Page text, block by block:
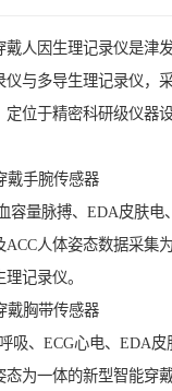
戴人因生理记录仪是津
仪与多导生理记录仪，
位于精密科研级仪器设
戴手腕传感器
容量脉搏、EDA皮肤电
ACC人体姿态数据采集
记录仪。
戴胸带传感器
吸、ECG心电、EDA
态为一体的新型智能穿